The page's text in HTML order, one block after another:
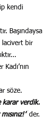
kendi
Başındaysa
lacivert bir
söze.
karar verdik.
der.